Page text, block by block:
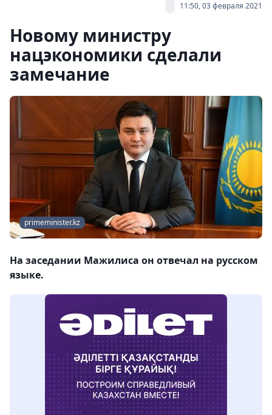
11:50, 03 февраля 2021
Новому министру
нацэкономики сделали
замечание
primeminister.kz
На заседании Мажилиса он отвечал на русском
языке.